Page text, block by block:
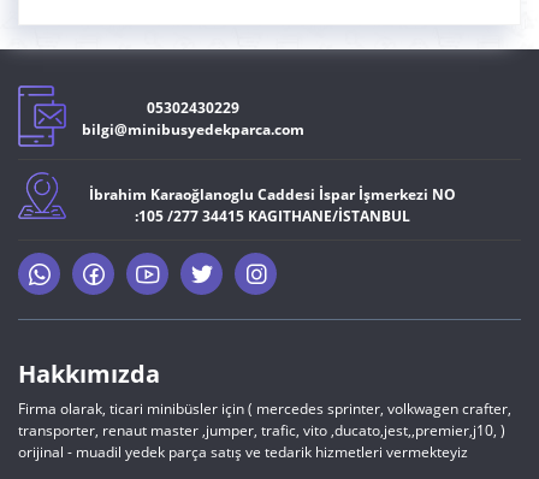
05302430229
bilgi@minibusyedekparca.com
İbrahim Karaoğlanoglu Caddesi İspar İşmerkezi NO
:105 /277 34415 KAGITHANE/İSTANBUL
Hakkımızda
Firma olarak, ticari minibüsler için ( mercedes sprinter, volkwagen crafter,
transporter, renaut master ,jumper, trafic, vito ,ducato,jest,,premier,j10, )
orijinal - muadil yedek parça satış ve tedarik hizmetleri vermekteyiz